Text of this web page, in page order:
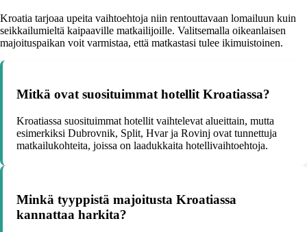
Kroatia tarjoaa upeita vaihtoehtoja niin rentouttavaan lomailuun kuin
seikkailumieltä kaipaaville matkailijoille. Valitsemalla oikeanlaisen
majoituspaikan voit varmistaa, että matkastasi tulee ikimuistoinen.
Mitkä ovat suosituimmat hotellit Kroatiassa?
Kroatiassa suosituimmat hotellit vaihtelevat alueittain, mutta
esimerkiksi Dubrovnik, Split, Hvar ja Rovinj ovat tunnettuja
matkailukohteita, joissa on laadukkaita hotellivaihtoehtoja.
Minkä tyyppistä majoitusta Kroatiassa
kannattaa harkita?